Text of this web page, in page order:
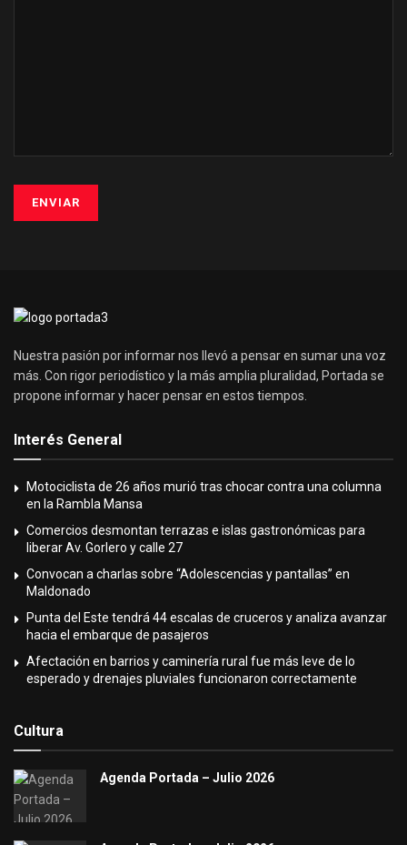
Nuestra pasión por informar nos llevó a pensar en sumar una voz
más. Con rigor periodístico y la más amplia pluralidad, Portada se
propone informar y hacer pensar en estos tiempos.
Interés General
Motociclista de 26 años murió tras chocar contra una columna
en la Rambla Mansa
Comercios desmontan terrazas e islas gastronómicas para
liberar Av. Gorlero y calle 27
Convocan a charlas sobre “Adolescencias y pantallas” en
Maldonado
Punta del Este tendrá 44 escalas de cruceros y analiza avanzar
hacia el embarque de pasajeros
Afectación en barrios y caminería rural fue más leve de lo
esperado y drenajes pluviales funcionaron correctamente
Cultura
Agenda Portada – Julio 2026